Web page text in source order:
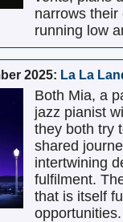
narrows
running low
2025: La La
Both Mia, a
jazz pianist
they both try
shared
intertwining
fulfilment.
that is itself
opportunities.